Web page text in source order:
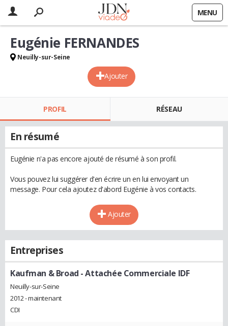
MENU
Ajouter
Eugénie FERNANDES
Neuilly-sur-Seine
PROFIL RÉSEAU
En résumé
Eugénie n'a pas encore ajouté de résumé à son profil.
Vous pouvez lui suggérer d'en écrire un en lui envoyant un
message. Pour cela ajoutez d'abord Eugénie à vos contacts.
Ajouter
Entreprises
Kaufman & Broad - Attachée Commerciale IDF
Neuilly-sur-Seine
2012 - maintenant
CDI